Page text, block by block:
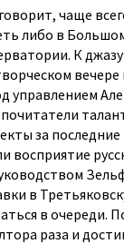
чаще
либо в
К
вечере
управлением
за последние
восприятие
в
в очереди.
раза и